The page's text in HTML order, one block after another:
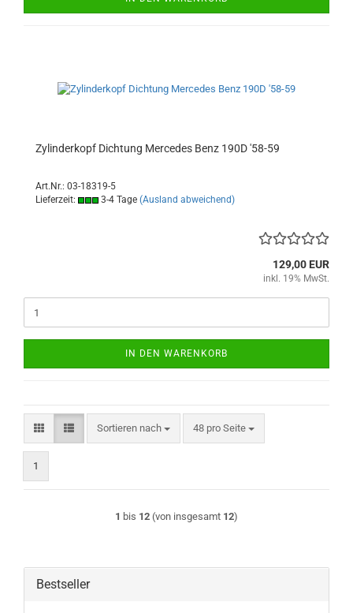
Zylinderkopf Dichtung Mercedes Benz 190D '58-59
Art.Nr.: 03-18319-5
Lieferzeit:
3-4 Tage (Ausland abweichend)
129,00 EUR
inkl. 19% MwSt.
IN DEN WARENKORB
Sortieren nach
Sortieren nach 48 pro Seite
pro Seite
1
1 bis 12 (von insgesamt 12)
Bestseller